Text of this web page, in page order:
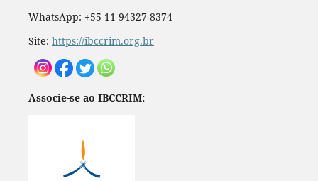
WhatsApp: +55 11 94327-8374
Site: https://ibccrim.org.br
Associe-se ao IBCCRIM: